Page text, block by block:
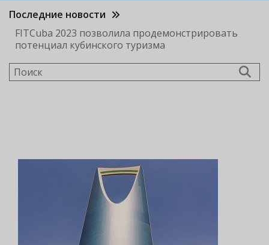
Последние новости
FITCuba 2023 позволила продемонстрировать
потенциал кубинского туризма
Поиск